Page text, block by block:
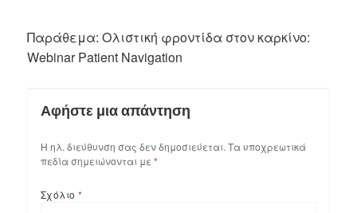
Παράθεμα:Ολιστική φροντίδα στον καρκίνο:
Webinar Patient Navigation
Αφήστε μια απάντηση
Η ηλ. διεύθυνση σας δεν δημοσιεύεται.Τα υποχρεωτικά
πεδία σημειώνονται με*
Σχόλιο *